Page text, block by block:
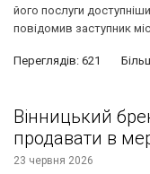
його послуги
повідомив заступник
Переглядів: 621
Вінницький
продавати в
23 червня 2026